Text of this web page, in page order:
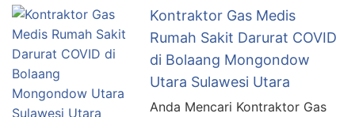
Kontraktor Gas Medis
Rumah Sakit Darurat COVID
di Bolaang Mongondow
Utara Sulawesi Utara
Anda Mencari Kontraktor Gas